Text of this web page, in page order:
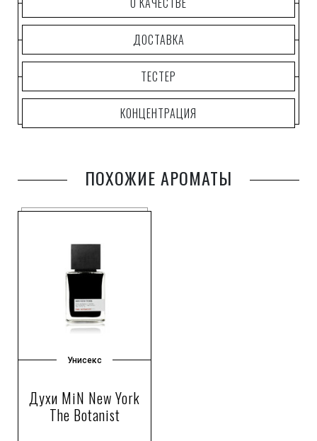
ДОСТАВКА
ТЕСТЕР
КОНЦЕНТРАЦИЯ
ПОХОЖИЕ АРОМАТЫ
Унисекс
Духи MiN New York
The Botanist